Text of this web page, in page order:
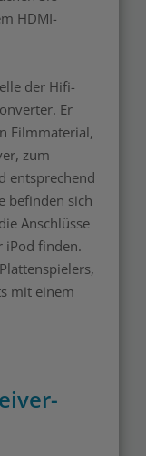
HDMI-
der Hifi-
Er
Filmmaterial,
zum
entsprechend
befinden sich
Anschlüsse
iPod finden.
mit einem